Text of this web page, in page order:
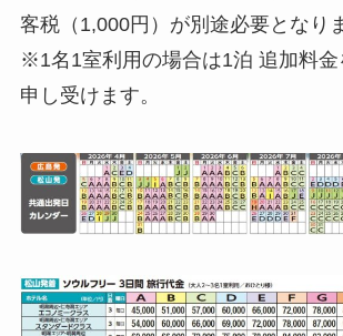
客税（1,000円）が別途必要となり
※1名1室利用の場合は1泊 追加料金
申し受けます。